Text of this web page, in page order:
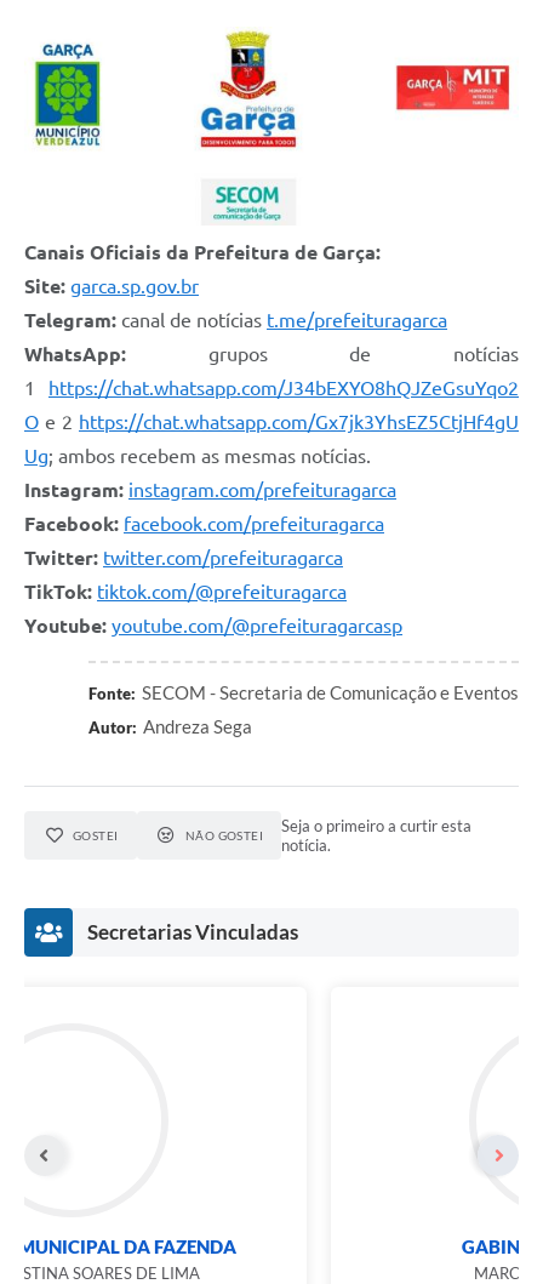
Canais Oficiais da Prefeitura de Garça:
Site: garca.sp.gov.br
Telegram: canal de notícias t.me/prefeituragarca
WhatsApp: grupos de notícias
1 https://chat.whatsapp.com/J34bEXYO8hQJZeGsuYqo2
O e 2 https://chat.whatsapp.com/Gx7jk3YhsEZ5CtjHf4gU
Ug; ambos recebem as mesmas notícias.
Instagram: instagram.com/prefeituragarca
Facebook: facebook.com/prefeituragarca
Twitter: twitter.com/prefeituragarca
TikTok: tiktok.com/@prefeituragarca
Youtube: youtube.com/@prefeituragarcasp
Fonte: SECOM - Secretaria de Comunicação e Eventos
Autor: Andreza Sega
GOSTEI NÃO GOSTEI
Seja o primeiro a curtir esta
notícia.
Secretarias Vinculadas
SECRETARIA MUNICIPAL DA FAZENDA
MARIA CRISTINA SOARES DE LIMA